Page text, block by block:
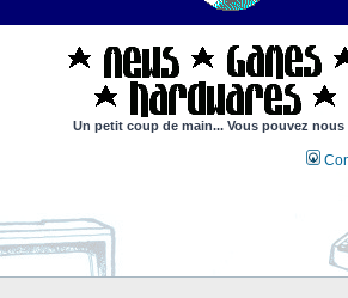
Un petit coup de main... Vous pouvez